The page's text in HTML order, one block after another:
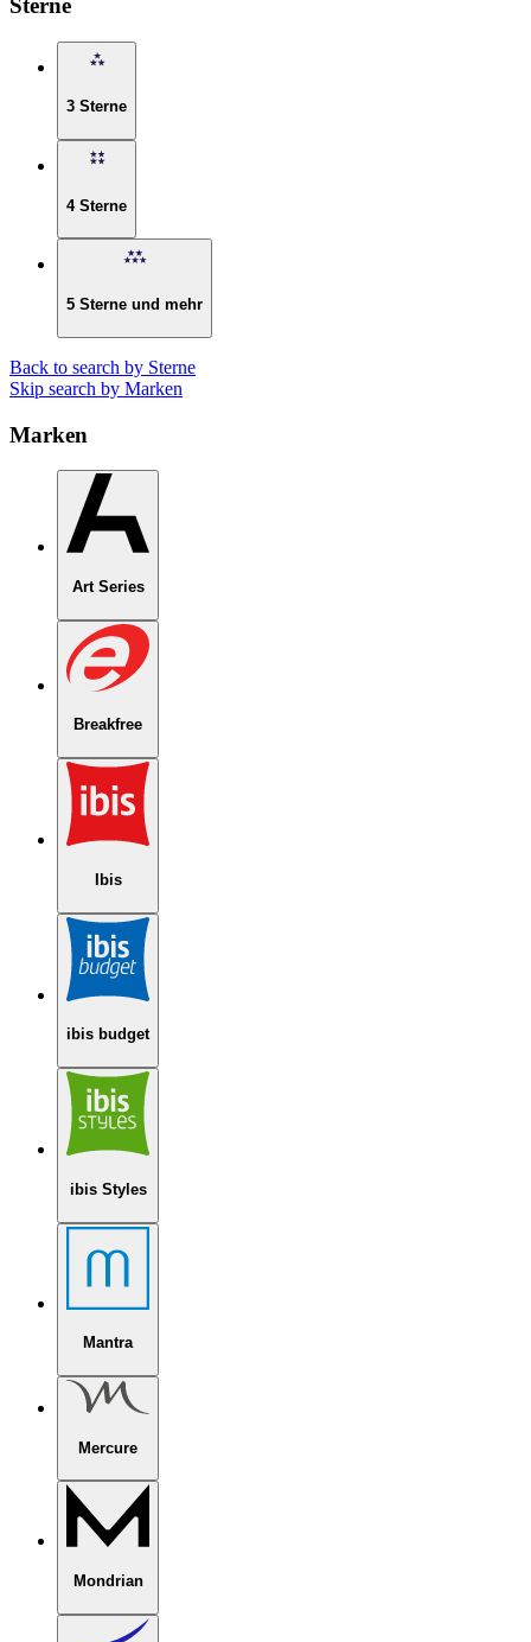
Sterne
3 Sterne
4 Sterne
5 Sterne und mehr
Back to search by Sterne
Skip search by Marken
Marken
Art Series
Breakfree
Ibis
ibis budget
ibis Styles
Mantra
Mercure
Mondrian